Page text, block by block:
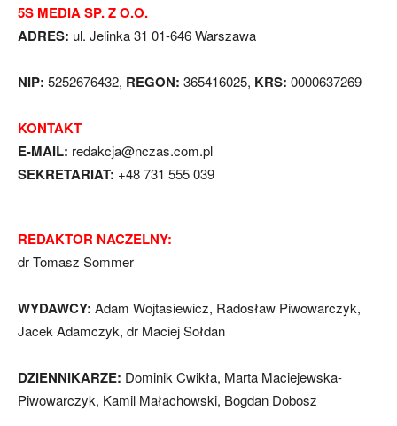
5S MEDIA SP. Z O.O.
ADRES: ul. Jelinka 31 01-646 Warszawa
NIP: 5252676432, REGON: 365416025, KRS: 0000637269
KONTAKT
E-MAIL: redakcja@nczas.com.pl
SEKRETARIAT: +48 731 555 039
REDAKTOR NACZELNY:
dr Tomasz Sommer
WYDAWCY: Adam Wojtasiewicz, Radosław Piwowarczyk,
Jacek Adamczyk, dr Maciej Sołdan
DZIENNIKARZE: Dominik Cwikła, Marta Maciejewska-
Piwowarczyk, Kamil Małachowski, Bogdan Dobosz